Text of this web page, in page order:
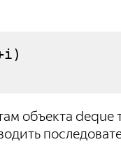
)
объекта deque